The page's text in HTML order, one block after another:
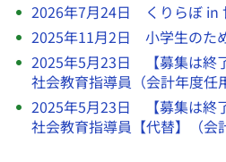
2026年7月24日 くりらぼ in
2025年11月2日 小学生のた
2025年5月23日 【募集は終
社会教育指導員（会計年度任
2025年5月23日 【募集は終
社会教育指導員【代替】（会